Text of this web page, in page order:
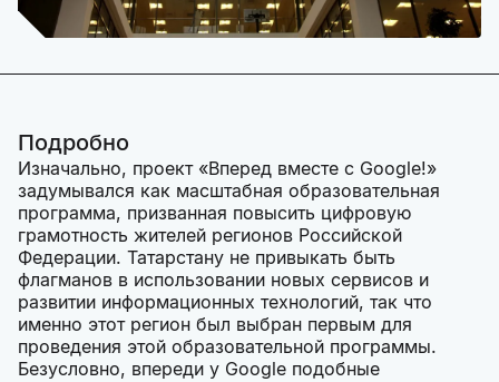
Подробно
Изначально, проект «Вперед вместе с Google!»
задумывался как масштабная образовательная
программа, призванная повысить цифровую
грамотность жителей регионов Российской
Федерации. Татарстану не привыкать быть
флагманов в использовании новых сервисов и
развитии информационных технологий, так что
именно этот регион был выбран первым для
проведения этой образовательной программы.
Безусловно, впереди у Google подобные